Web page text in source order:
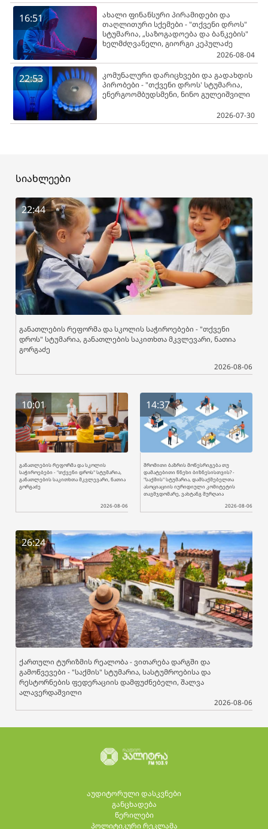
16:51
ახალი ფინანსური პირამიდები და
თაღლითური სქემები - "თქვენი დროს"
სტუმარია, „საზოგადოება და ბანკების"
ხელმძღვანელი, გიორგი კეპულაძე
2026-08-04
22:53
კომუნალური დარიცხვები და გადახდის
პირობები - "თქვენი დროს' სტუმარია,
ენერგოომბუდსმენი, ნინო გულეიშვილი
2026-07-30
სიახლეები
22:44
განათლების რეფორმა და სკოლის საჭიროებები - "თქვენი
დროს" სტუმარია, განათლების საკითხთა მკვლევარი, ნათია
გორგაძე
2026-08-06
10:01
განათლების რეფორმა და სკოლის
საჭიროებები - "თქვენი დროს" სტუმარია,
განათლების საკითხთა მკვლევარი, ნათია
გორგაძე
2026-08-06
14:37
შრომითი ბაზრის მოწესრიგება თუ
დამატებითი წნეხი ბიზნესისთვის? -
"საქმის" სტუმარია, დამსაქმებელთა
ასოციაციის იურიდიული კომიტეტის
თავმჯდომარე, ვახტანგ შურღაია
2026-08-06
26:24
ქართული ტურიზმის რეალობა - ვითარება დარგში და
გამოწვევები - "საქმის" სტუმარია, სასტუმროებისა და
რესტორნების ფედერაციის დამფუძნებელი, შალვა
ალავერდაშვილი
2026-08-06
აუდიტორული დასკვნები
განცხადება
წერილები
პოლიტიკური რეკლამა